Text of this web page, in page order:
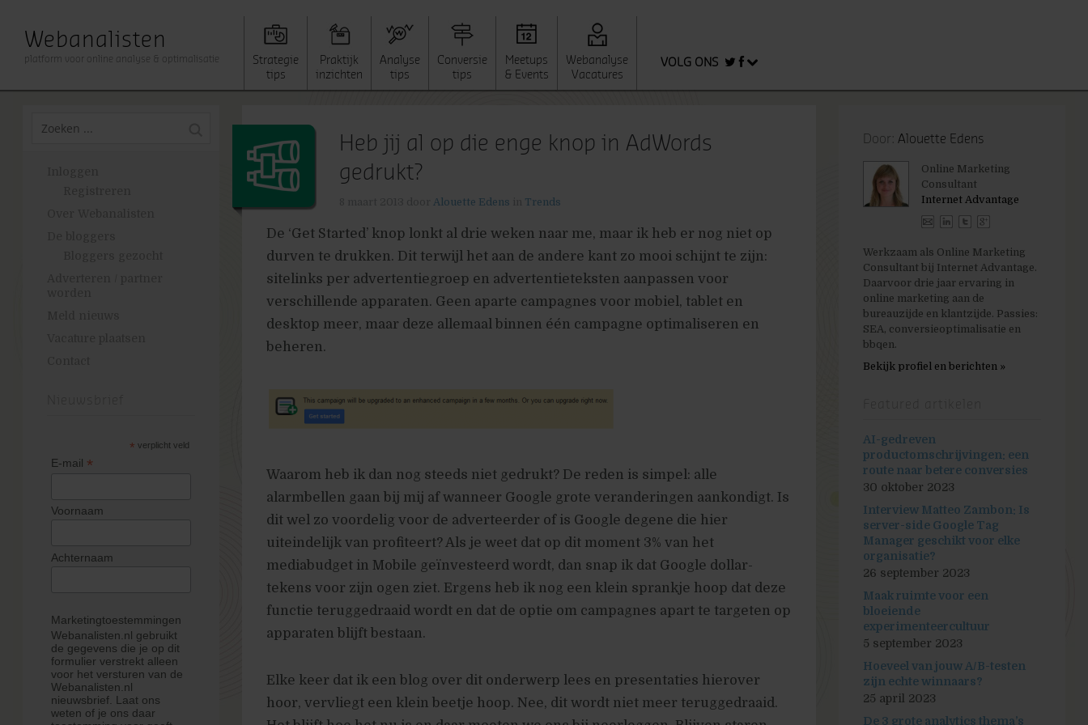
Webanalisten
platform voor online analyse & optimalisatie
Strategie
tips
Praktijk
inzichten
Analyse
tips
Conversie
tips
Meetups
& Events
Webanalyse
Vacatures
VOLG ONS
* verplicht veld
E-mail *
Voornaam
Achternaam
Marketingtoestemmingen
Webanalisten.nl gebruikt
de gegevens die je op dit
formulier verstrekt alleen
voor het versturen van de
Webanalisten.nl
nieuwsbrief. Laat ons
weten of je ons daar
Heb jij al op die enge knop in AdWords
gedrukt?
Alouette Edens Trends
De ‘Get Started’ knop lonkt al drie weken naar me, maar ik heb er nog niet op
durven te drukken. Dit terwijl het aan de andere kant zo mooi schijnt te zijn:
sitelinks per advertentiegroep en advertentieteksten aanpassen voor
verschillende apparaten. Geen aparte campagnes voor mobiel, tablet en
desktop meer, maar deze allemaal binnen één campagne optimaliseren en
beheren.
Waarom heb ik dan nog steeds niet gedrukt? De reden is simpel: alle
alarmbellen gaan bij mij af wanneer Google grote veranderingen aankondigt. Is
dit wel zo voordelig voor de adverteerder of is Google degene die hier
uiteindelijk van profiteert? Als je weet dat op dit moment 3% van het
mediabudget in Mobile geïnvesteerd wordt, dan snap ik dat Google dollar-
tekens voor zijn ogen ziet. Ergens heb ik nog een klein sprankje hoop dat deze
functie teruggedraaid wordt en dat de optie om campagnes apart te targeten op
apparaten blijft bestaan.
Elke keer dat ik een blog over dit onderwerp lees en presentaties hierover
hoor, vervliegt een klein beetje hoop. Nee, dit wordt niet meer teruggedraaid.
Door: Alouette Edens
Online Marketing
Consultant
Internet Advantage
Werkzaam als Online Marketing
Consultant bij Internet Advantage.
Daarvoor drie jaar ervaring in
online marketing aan de
bureauzijde en klantzijde. Passies:
SEA, conversieoptimalisatie en
bbqen.
Bekijk profiel en berichten »
AI-gedreven
productomschrijvingen: een
route naar betere conversies
30 oktober 2023
Interview Matteo Zambon: Is
server-side Google Tag
Manager geschikt voor elke
organisatie?
26 september 2023
Maak ruimte voor een
bloeiende
experimenteercultuur
5 september 2023
Hoeveel van jouw A/B-testen
zijn echte winnaars?
25 april 2023
De 3 grote analytics thema’s